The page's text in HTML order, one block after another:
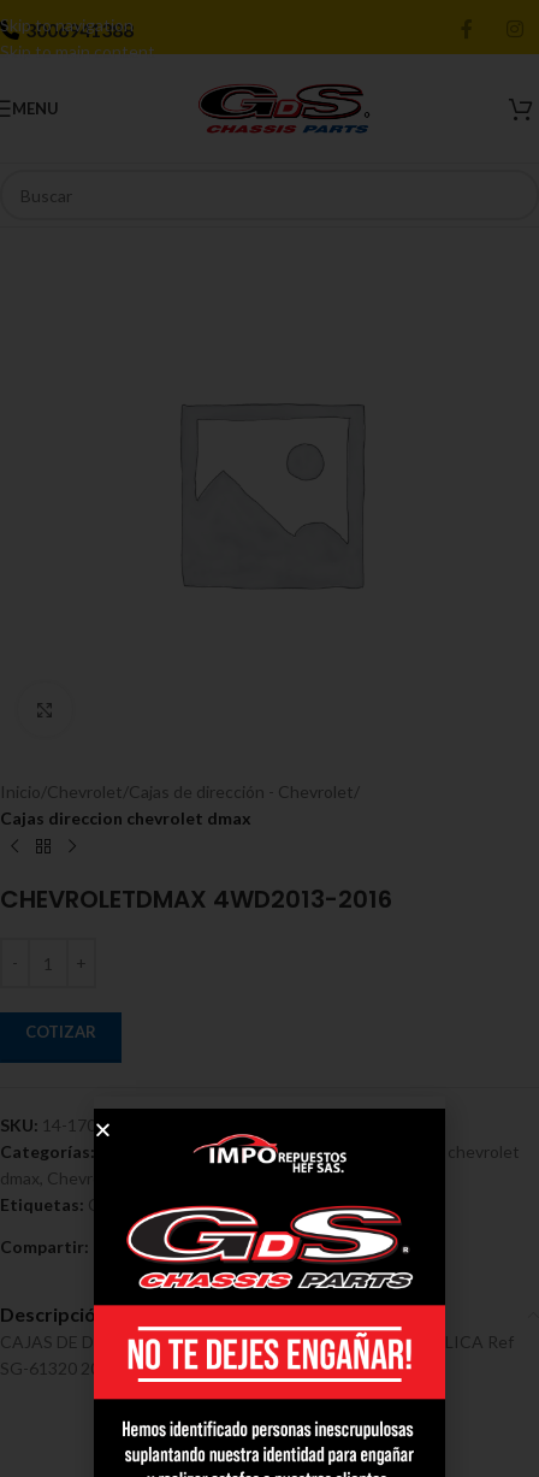
Skip to navigation
Skip to main content
3006941388
MENU
Inicio Chevrolet Cajas de dirección - Chevrolet
Cajas direccion chevrolet dmax
CHEVROLETDMAX 4WD2013-2016
COTIZAR
SKU: 14-1703
Categorías:
Cajas de dirección - Chevrolet,Cajas direccion chevrolet
dmax Chevrolet
Etiquetas: Cajas de Direccion,Chevrolet ,DMAX 4WD
Compartir:
Descripción
CAJAS DE DIRECCIÓN CHEVROLET DMAX 4WDHIDRAULICA Ref
SG-61320 2013-2016